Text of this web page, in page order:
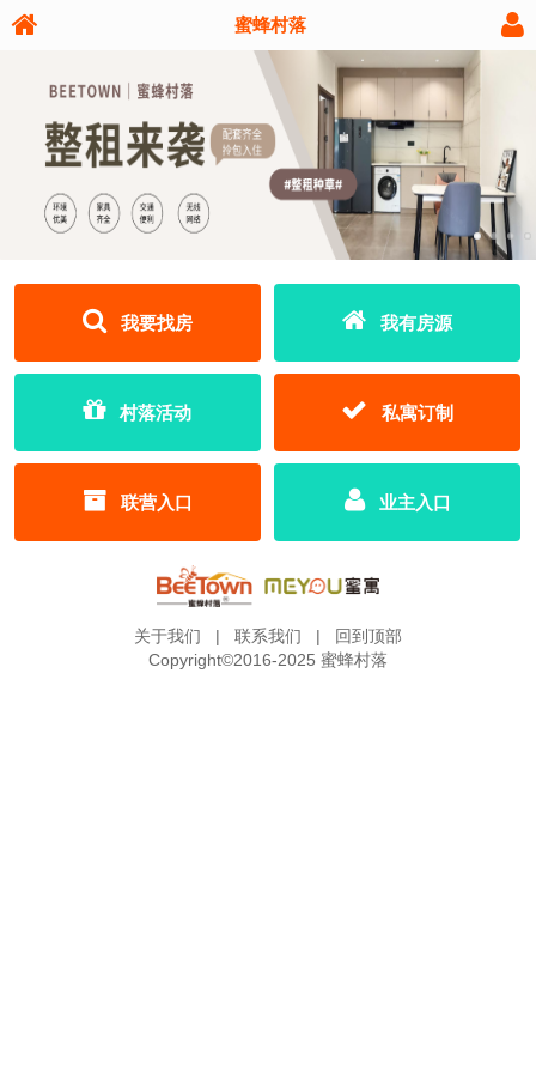
蜜蜂村落
我要找房 我有房源
村落活动 私寓订制
联营入口 业主入口
关于我们 | 联系我们 |
回到顶部
Copyright©2016-2025 蜜蜂村落